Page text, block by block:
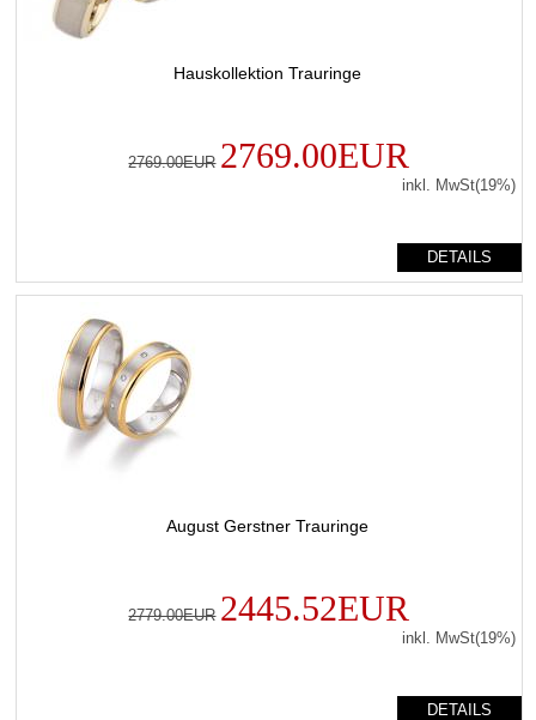
Hauskollektion Trauringe
2769.00EUR 2769.00EUR
inkl. MwSt(19%)
DETAILS
August Gerstner Trauringe
2779.00EUR 2445.52EUR
inkl. MwSt(19%)
DETAILS